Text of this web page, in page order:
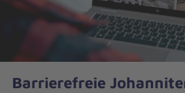
Barrierefreie